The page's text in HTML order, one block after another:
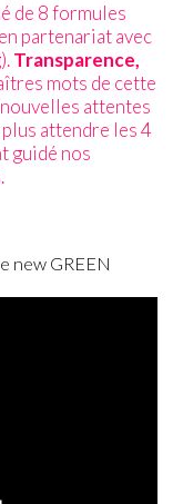
de 8 formules
partenariat avec
Transparence,
mots de cette
attentes
attendre les 4
guidé nos
new GREEN